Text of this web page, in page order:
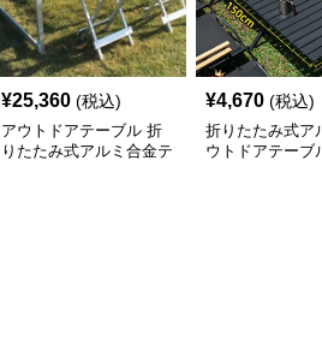
¥25,360 (税込)
アウトドアテーブル 折
りたたみ式アルミ合金テ
¥4,670 (税込)
折りたたみ式ア
ウトドアテーブ